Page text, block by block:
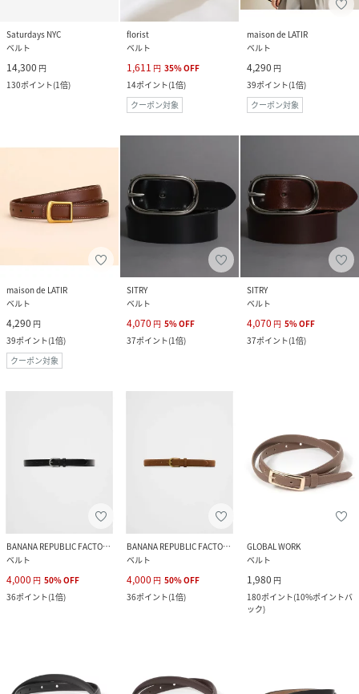
Saturdays NYC
ベルト
14,300 円
130ポイント(1倍)
florist
ベルト
1,611 円 35%OFF
14ポイント(1倍)
クーポン対象
maison de LATIR
ベルト
4,290 円
39ポイント(1倍)
クーポン対象
maison de LATIR
ベルト
4,290 円
39ポイント(1倍)
クーポン対象
SITRY
ベルト
4,070 円 5%OFF
37ポイント(1倍)
SITRY
ベルト
4,070 円 5%OFF
37ポイント(1倍)
BANANA REPUBLIC FACTORY STORE
ベルト
4,000 円 50%OFF
36ポイント(1倍)
BANANA REPUBLIC FACTORY STORE
ベルト
4,000 円 50%OFF
36ポイント(1倍)
GLOBAL WORK
ベルト
1,980 円
180ポイント(10%ポイントバ
ック)